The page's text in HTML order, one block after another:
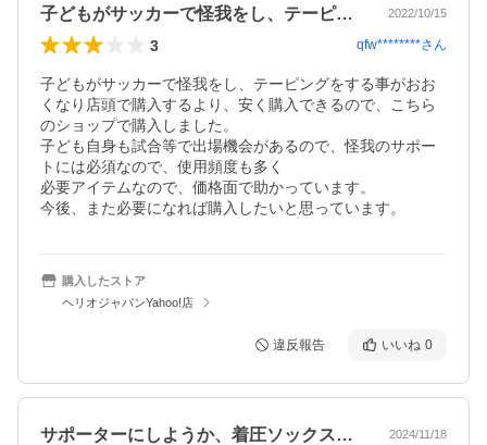
子どもがサッカーで怪我をし、テーピング… 2022/10/15
3 qfw********さん
子どもがサッカーで怪我をし、テーピングをする事がおお
くなり店頭で購入するより、安く購入できるので、こちら
のショップで購入しました。
子ども自身も試合等で出場機会があるので、怪我のサポー
トには必須なので、使用頻度も多く
必要アイテムなので、価格面で助かっています。
今後、また必要になれば購入したいと思っています。
購入したストア
ヘリオジャパンYahoo!店
違反報告 いいね 0
サポーターにしようか、着圧ソックスにし… 2024/11/18